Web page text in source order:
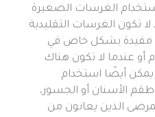
الغرسات الصغيرة
تكون الغرسات التقليدية
مفيدة بشكل خاص في
عندما لا تكون هناك
أيضًا استخدام
الأسنان أو الجسور،
الذين يعانون من